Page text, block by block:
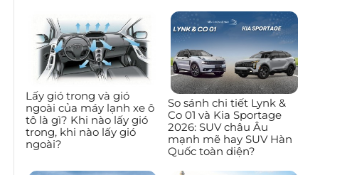
Lấy gió trong và gió
ngoài của máy lạnh xe ô
tô là gì? Khi nào lấy gió
trong, khi nào lấy gió
ngoài?
So sánh chi tiết Lynk &
Co 01 và Kia Sportage
2026: SUV châu Âu
mạnh mẽ hay SUV Hàn
Quốc toàn diện?